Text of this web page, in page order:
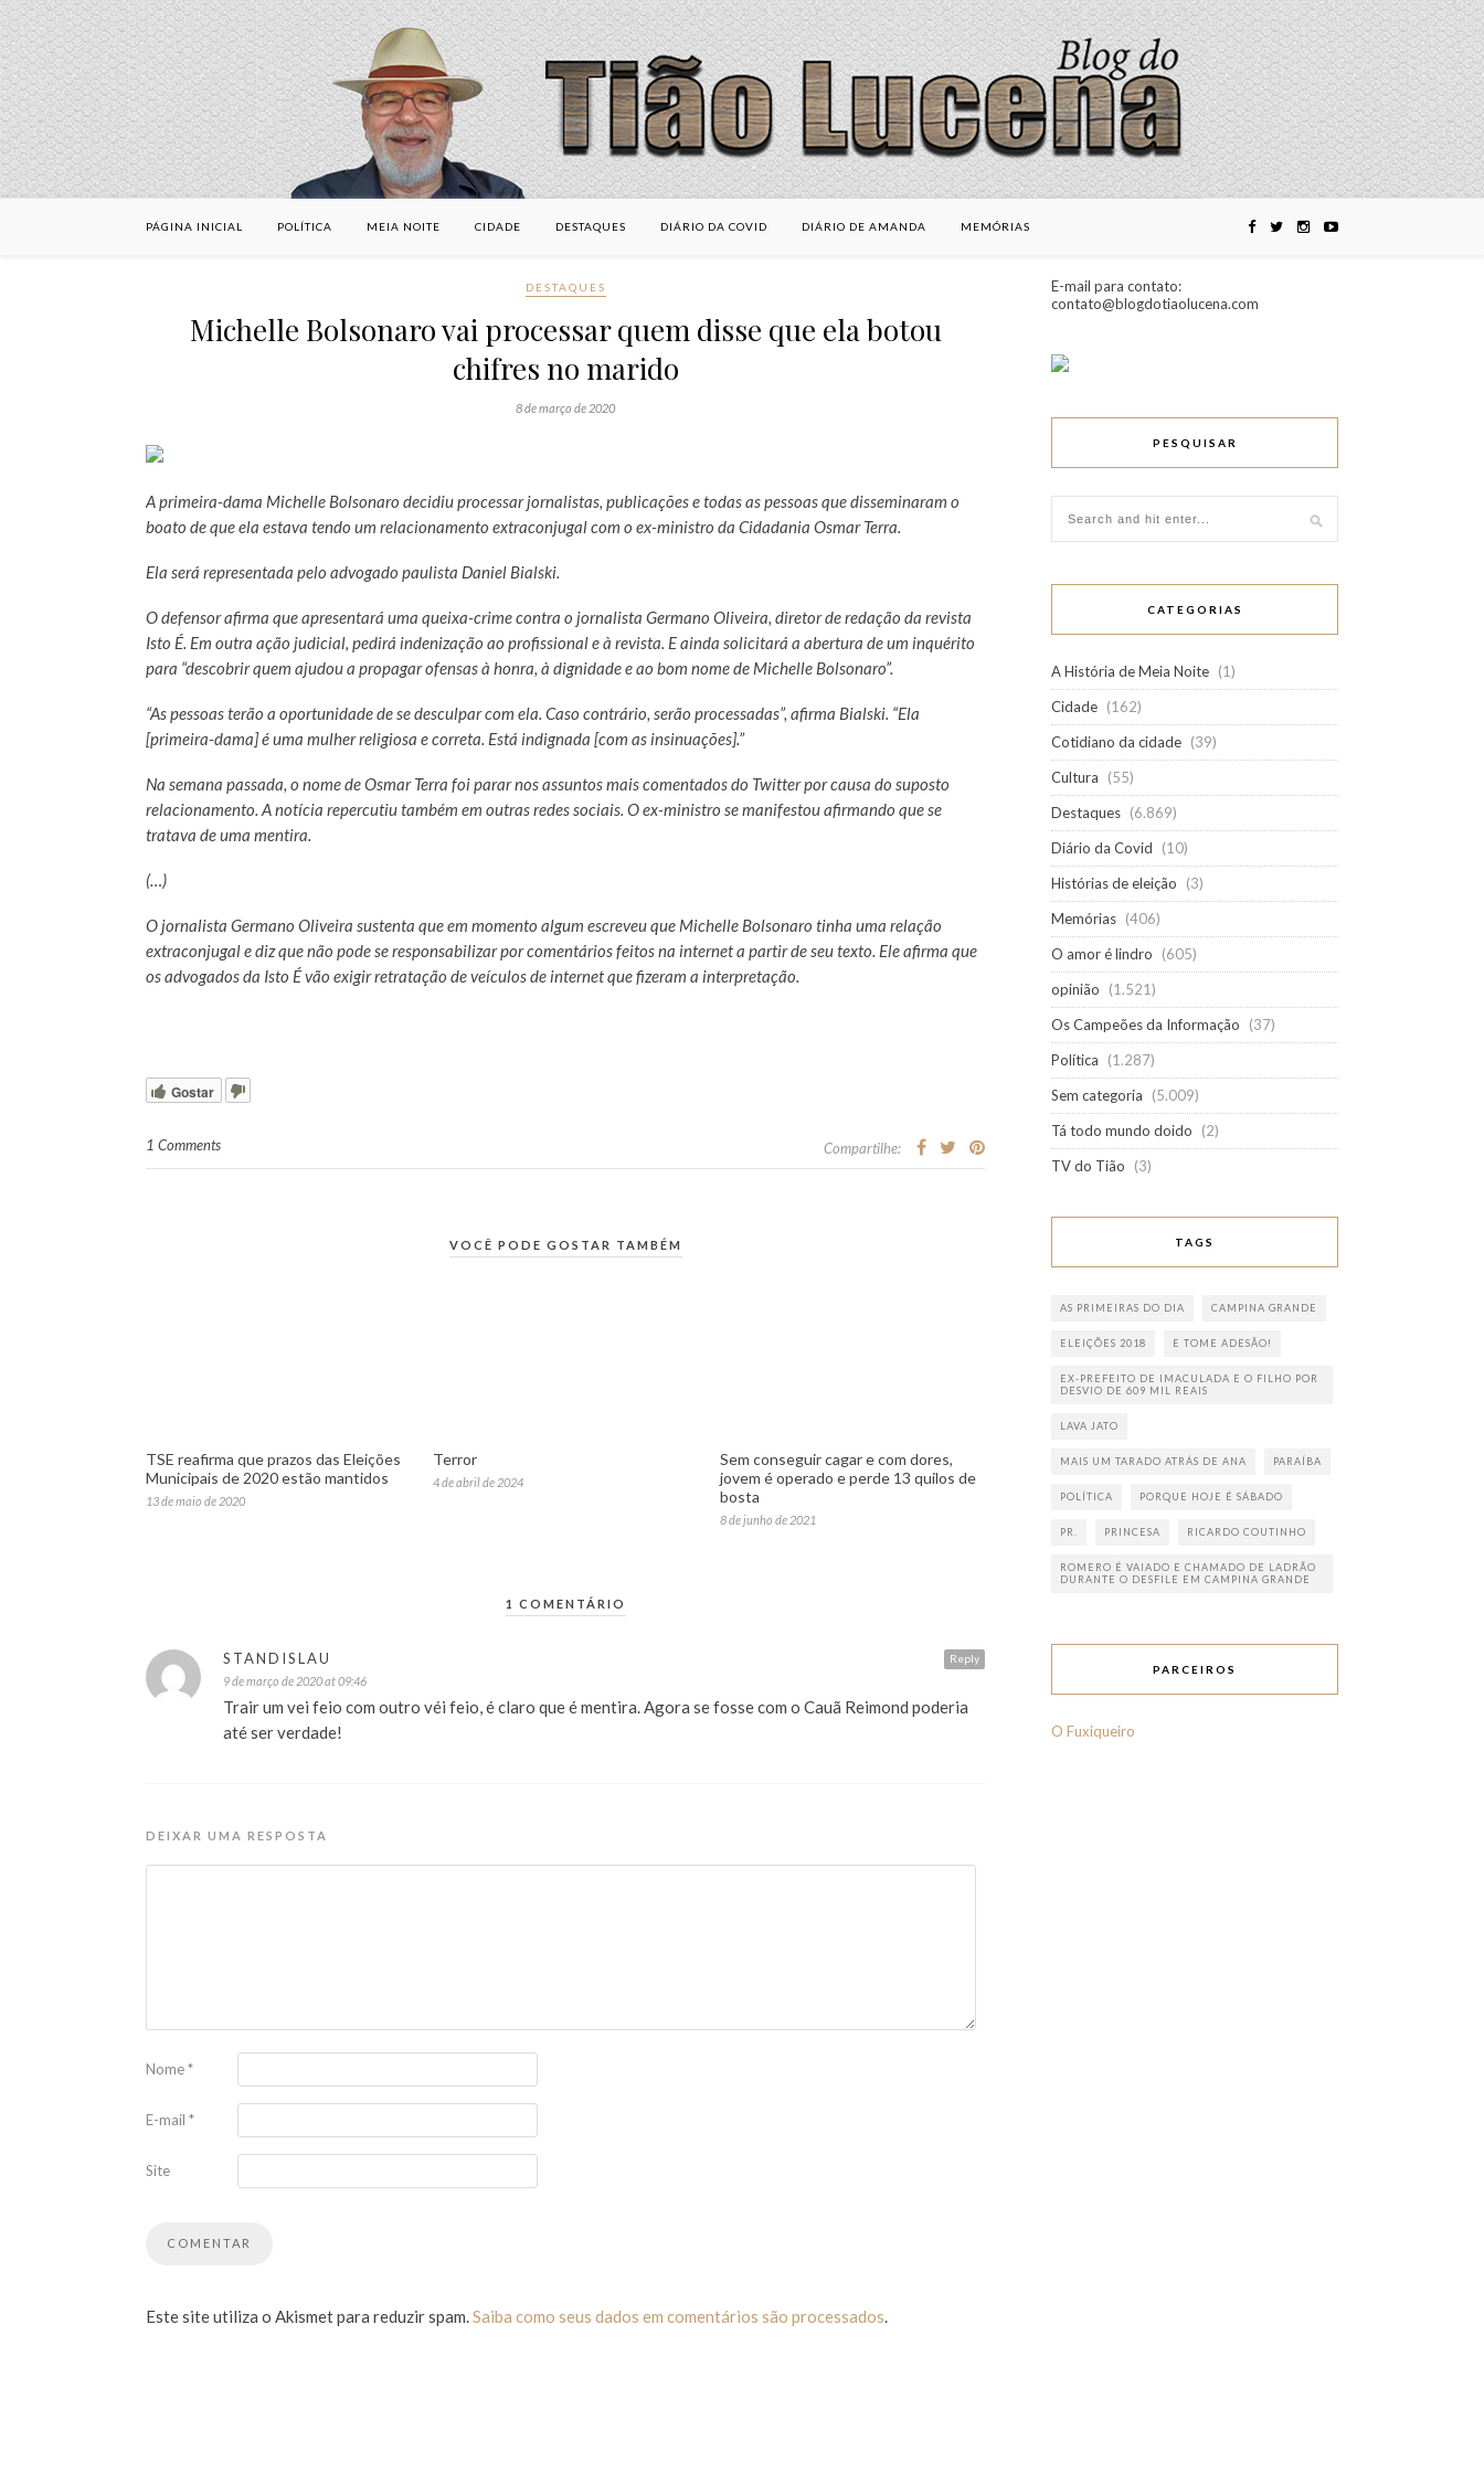
PÁGINA INICIAL POLÍTICA MEIA NOITE CIDADE DESTAQUES DIÁRIO DA COVID DIÁRIO DE AMANDA MEMÓRIAS
DESTAQUES
Michelle Bolsonaro vai processar quem disse que ela botou
chifres no marido
8 de março de 2020
A primeira-dama Michelle Bolsonaro decidiu processar jornalistas, publicações e todas as pessoas que disseminaram o
boato de que ela estava tendo um relacionamento extraconjugal com o ex-ministro da Cidadania Osmar Terra.
Ela será representada pelo advogado paulista Daniel Bialski.
O defensor afirma que apresentará uma queixa-crime contra o jornalista Germano Oliveira, diretor de redação da revista
Isto É. Em outra ação judicial, pedirá indenização ao profissional e à revista. E ainda solicitará a abertura de um inquérito
para “descobrir quem ajudou a propagar ofensas à honra, à dignidade e ao bom nome de Michelle Bolsonaro”.
“As pessoas terão a oportunidade de se desculpar com ela. Caso contrário, serão processadas”, afirma Bialski. “Ela
[primeira-dama] é uma mulher religiosa e correta. Está indignada [com as insinuações].”
Na semana passada, o nome de Osmar Terra foi parar nos assuntos mais comentados do Twitter por causa do suposto
relacionamento. A notícia repercutiu também em outras redes sociais. O ex-ministro se manifestou afirmando que se
tratava de uma mentira.
(…)
O jornalista Germano Oliveira sustenta que em momento algum escreveu que Michelle Bolsonaro tinha uma relação
extraconjugal e diz que não pode se responsabilizar por comentários feitos na internet a partir de seu texto. Ele afirma que
os advogados da Isto É vão exigir retratação de veículos de internet que fizeram a interpretação.
Gostar
1 Comments Compartilhe:
VOCÊ PODE GOSTAR TAMBÉM
TSE reafirma que prazos das Eleições
Municipais de 2020 estão mantidos
13 de maio de 2020
Terror
4 de abril de 2024
Sem conseguir cagar e com dores,
jovem é operado e perde 13 quilos de
bosta
8 de junho de 2021
1 COMENTÁRIO
Reply
STANDISLAU
9 de março de 2020 at 09:46
Trair um vei feio com outro véi feio, é claro que é mentira. Agora se fosse com o Cauã Reimond poderia
até ser verdade!
DEIXAR UMA RESPOSTA
Nome*
E-mail *
Site
Este site utiliza o Akismet para reduzir spam.Saiba como seus dados em comentários são processados.
E-mail para contato:
contato@blogdotiaolucena.com
PESQUISAR
CATEGORIAS
A História de Meia Noite (1)
Cidade (162)
Cotidiano da cidade (39)
Cultura
(55)
Destaques (6.869)
Diário da Covid
(10)
Histórias de eleição
(3)
Memórias (406)
O amor é lindro
(605)
opinião
(1.521)
Os Campeões da Informação
(37)
Política
(1.287)
Sem categoria
(5.009)
Tá todo mundo doido
(2)
TV do Tião
(3)
TAGS
AS PRIMEIRAS DO DIA CAMPINA GRANDE
ELEIÇÕES 2018 E TOME ADESÃO!
EX-PREFEITO DE IMACULADA E O FILHO POR
DESVIO DE 609 MIL REAIS
LAVA JATO
MAIS UM TARADO ATRÁS DE ANA PARAÍBA
POLÍTICA PORQUE HOJE É SÁBADO
PR. PRINCESA RICARDO COUTINHO
ROMERO É VAIADO E CHAMADO DE LADRÃO
DURANTE O DESFILE EM CAMPINA GRANDE
PARCEIROS
O Fuxiqueiro